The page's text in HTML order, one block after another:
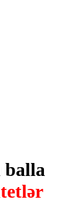
balla